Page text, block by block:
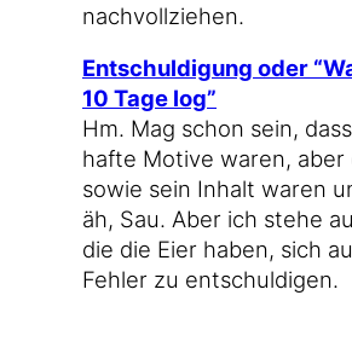
nachvollziehen.
Ent­schul­di­gung oder
10 Tage log”
Hm. Mag schon sein,
haf­te Moti­ve waren, aber
sowie sein Inhalt waren
äh, Sau. Aber ich ste­he
die die Eier haben, sich
Feh­ler zu entschuldigen.